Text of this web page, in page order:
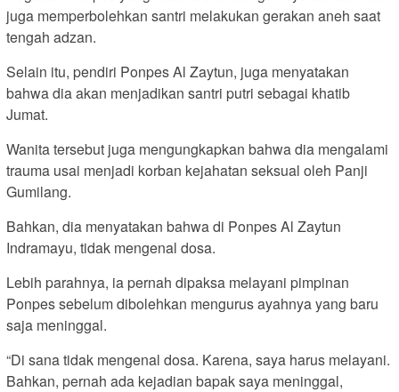
juga memperbolehkan santri melakukan gerakan aneh saat
tengah adzan.
Selain itu, pendiri Ponpes Al Zaytun, juga menyatakan
bahwa dia akan menjadikan santri putri sebagai khatib
Jumat.
Wanita tersebut juga mengungkapkan bahwa dia mengalami
trauma usai menjadi korban kejahatan seksual oleh Panji
Gumilang.
Bahkan, dia menyatakan bahwa di Ponpes Al Zaytun
Indramayu, tidak mengenal dosa.
Lebih parahnya, ia pernah dipaksa melayani pimpinan
Ponpes sebelum dibolehkan mengurus ayahnya yang baru
saja meninggal.
“Di sana tidak mengenal dosa. Karena, saya harus melayani.
Bahkan, pernah ada kejadian bapak saya meninggal,